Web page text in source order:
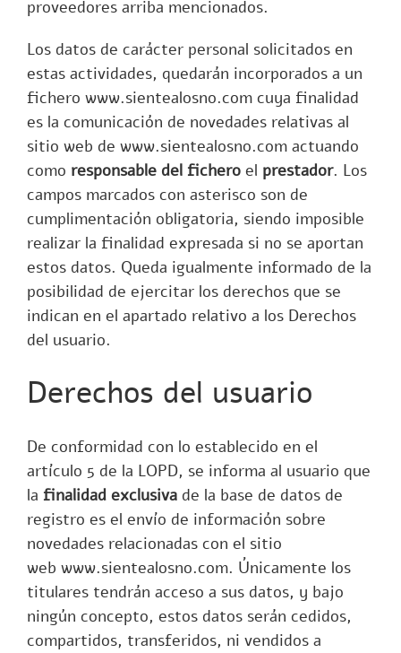
proveedores arriba mencionados.
Los datos de carácter personal solicitados en
estas actividades, quedarán incorporados a un
fichero www.sientealosno.com cuya finalidad
es la comunicación de novedades relativas al
sitio web de www.sientealosno.com actuando
como responsable del fichero el prestador. Los
campos marcados con asterisco son de
cumplimentación obligatoria, siendo imposible
realizar la finalidad expresada si no se aportan
estos datos. Queda igualmente informado de la
posibilidad de ejercitar los derechos que se
indican en el apartado relativo a los Derechos
del usuario.
Derechos del usuario
De conformidad con lo establecido en el
artículo 5 de la LOPD, se informa al usuario que
la finalidad exclusiva de la base de datos de
registro es el envío de información sobre
novedades relacionadas con el sitio
web www.sientealosno.com. Únicamente los
titulares tendrán acceso a sus datos, y bajo
ningún concepto, estos datos serán cedidos,
compartidos, transferidos, ni vendidos a